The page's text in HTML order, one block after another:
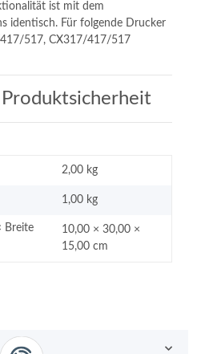
ist mit dem
identisch. Für folgende Drucker
517, CX317/417/517
2,00 kg
1,00 kg
Breite
10,00 × 30,00 ×
15,00 cm